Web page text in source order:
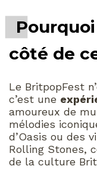
côté de
Le BritpopFest
c’est une
amoureux de
mélodies
d’Oasis ou des
Rolling Stones,
de la culture